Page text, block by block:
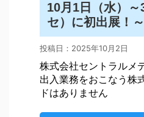
10月1日（水）
セ）に初出展！
投稿日： 2025年10月2日
株式会社セントラルメ
出入業務をおこなう株
ドはありません